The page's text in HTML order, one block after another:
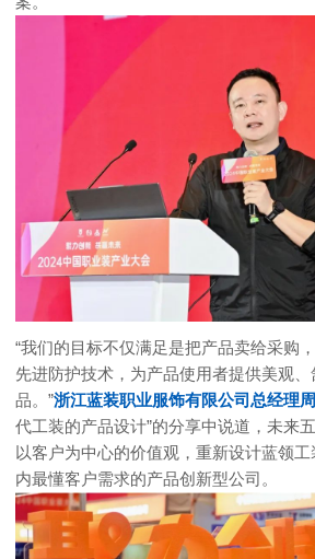
“我们的目标不仅满足是把产品卖给采购
先进防护技术，为产品使用者提供美观
品。”浙江蓝装职业服饰有限公司总经理
代工装的产品设计”的分享中说道，未来
以客户为中心的价值观，重新设计蓝领
内最懂客户需求的产品创新型公司。